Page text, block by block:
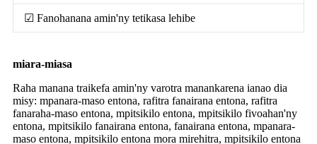
☑ Fanohanana amin'ny tetikasa lehibe
miara-miasa
Raha manana traikefa amin'ny varotra manankarena ianao dia
misy: mpanara-maso entona, rafitra fanairana entona, rafitra
fanaraha-maso entona, mpitsikilo entona, mpitsikilo fivoahan'ny
entona, mpitsikilo fanairana entona, fanairana entona, mpanara-
maso entona, mpitsikilo entona mora mirehitra, mpitsikilo entona